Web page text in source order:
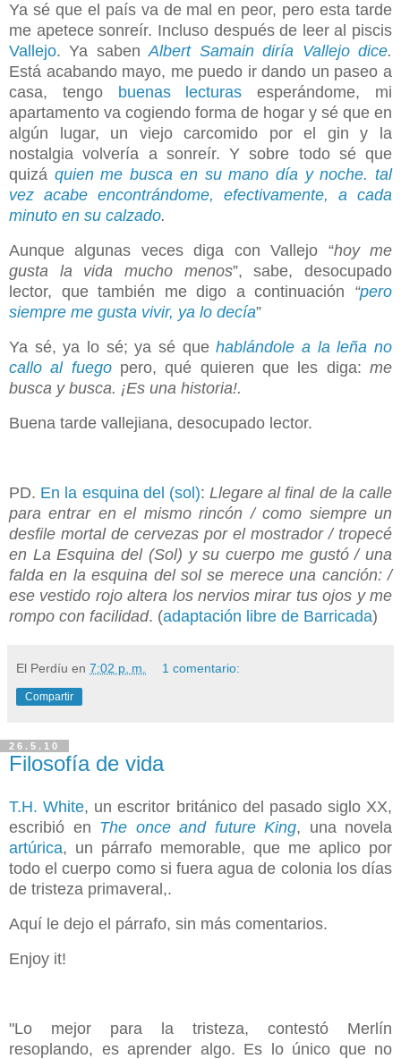
Ya sé que el país va de mal en peor, pero esta tarde
me apetece sonreír. Incluso después de leer al piscis
Vallejo. Ya sabenAlbert Samain diría Vallejo dice.
Está acabando mayo, me puedo ir dando un paseo a
casa, tengo
buenas lecturas esperándome, mi
apartamento va cogiendo forma de hogar y sé que en
algún lugar, un viejo carcomido por el gin y la
nostalgia volvería a sonreír. Y sobre todo sé que
quizá quien me busca en su mano día y noche. tal
vez acabe encontrándome, efectivamente, a cada
minuto en su calzado.
Aunque algunas veces diga con Vallejo “hoy me
gusta la vida mucho menos”, sabe, desocupado
lector, que también me digo a continuación “pero
siempre me gusta vivir, ya lo decía”
Ya sé, ya lo sé; ya sé quehablándole a la leña no
callo al fuego pero, qué quieren que les diga:me
busca y busca. ¡Es una historia!.
Buena tarde vallejiana, desocupado lector.
PD. En la esquina del (sol):Llegare al final de la calle
para entrar en el mismo rincón / como siempre un
desfile mortal de cervezas por el mostrador / tropecé
en La Esquina del (Sol) y su cuerpo me gustó / una
falda en la esquina del sol se merece una canción: /
ese vestido rojo altera los nerviosmirar tus ojos y me
rompo con facilidad. (adaptación libre de Barricada)
El Perdíu en 7:02 p. m. 1 comentario:
Compartir
26.5.10
Filosofía de vida
T.H. White, un escritor británico del pasado siglo XX,
escribió en The once and future King, una novela
artúrica, un párrafo memorable, que me aplico por
todo el cuerpo como si fuera agua de colonia los días
de tristeza primaveral,.
Aquí le dejo el párrafo, sin más comentarios.
Enjoy it!
"Lo mejor para la tristeza, contestó Merlín
resoplando, es aprender algo. Es lo único que no